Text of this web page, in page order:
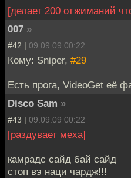
[делает 200 отжиманий
007 »
#42 | 09.09.09 00:22
Кому: Sniper, #29
Есть прога, VideoGet её
Disco Sam »
#43 | 09.09.09 00:22
[раздувает меха]
камрадс сайд бай сайд
стоп вэ наци чардж!!!